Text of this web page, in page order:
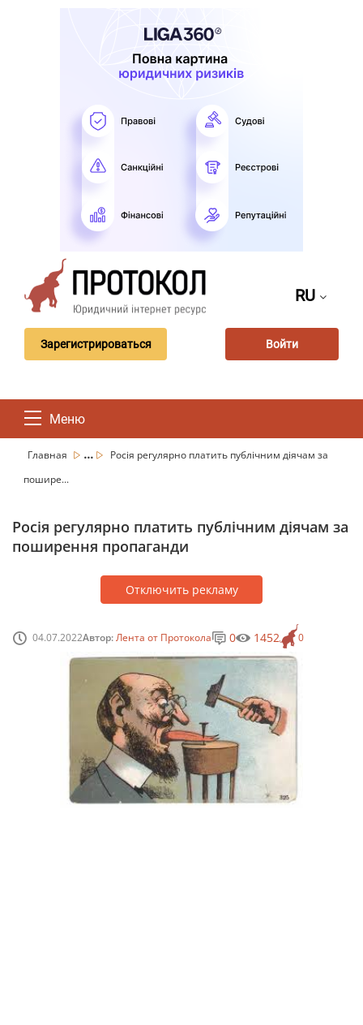
RU
Зарегистрироваться Войти
Меню
Главная ...
Росія регулярно платить публічним діячам за
пошире...
Росія регулярно платить публічним діячам за
поширення пропаганди
Отключить рекламу
04.07.2022Автор:Лента от Протокола 0
0 1452